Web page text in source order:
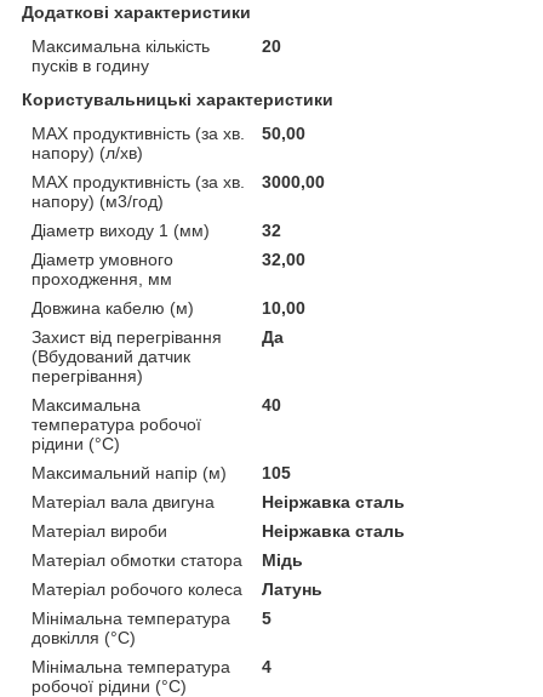
Додаткові характеристики
Максимальна кількість
пусків в годину
20
Користувальницькі характеристики
MAX продуктивність (за хв.
напору) (л/хв)
50,00
MAX продуктивність (за хв.
напору) (м3/год)
3000,00
Діаметр виходу 1 (мм)
32
Діаметр умовного
проходження, мм
32,00
Довжина кабелю (м)
10,00
Захист від перегрівання
(Вбудований датчик
перегрівання)
Да
Максимальна
температура робочої
рідини (°C)
40
Максимальний напір (м)
105
Матеріал вала двигуна
Неіржавка сталь
Матеріал вироби
Неіржавка сталь
Матеріал обмотки статора
Мідь
Матеріал робочого колеса
Латунь
Мінімальна температура
довкілля (°C)
5
Мінімальна температура
робочої рідини (°C)
4